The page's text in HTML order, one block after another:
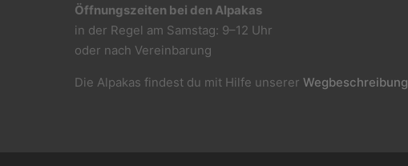
Öffnungszeiten bei den Alpakas
in der Regel am Samstag: 9–12 Uhr
oder nach Vereinbarung
Die Alpakas findest du mit Hilfe unsererWegbeschreibung